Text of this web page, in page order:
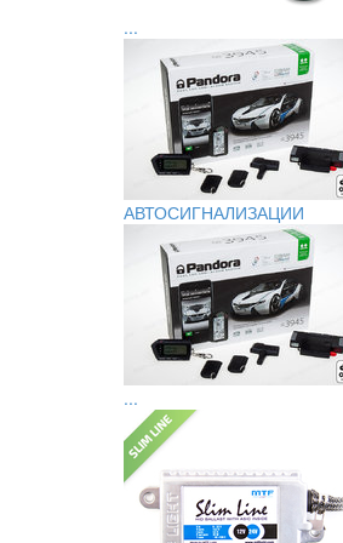
...
АВТОСИГНАЛИЗАЦИИ
...